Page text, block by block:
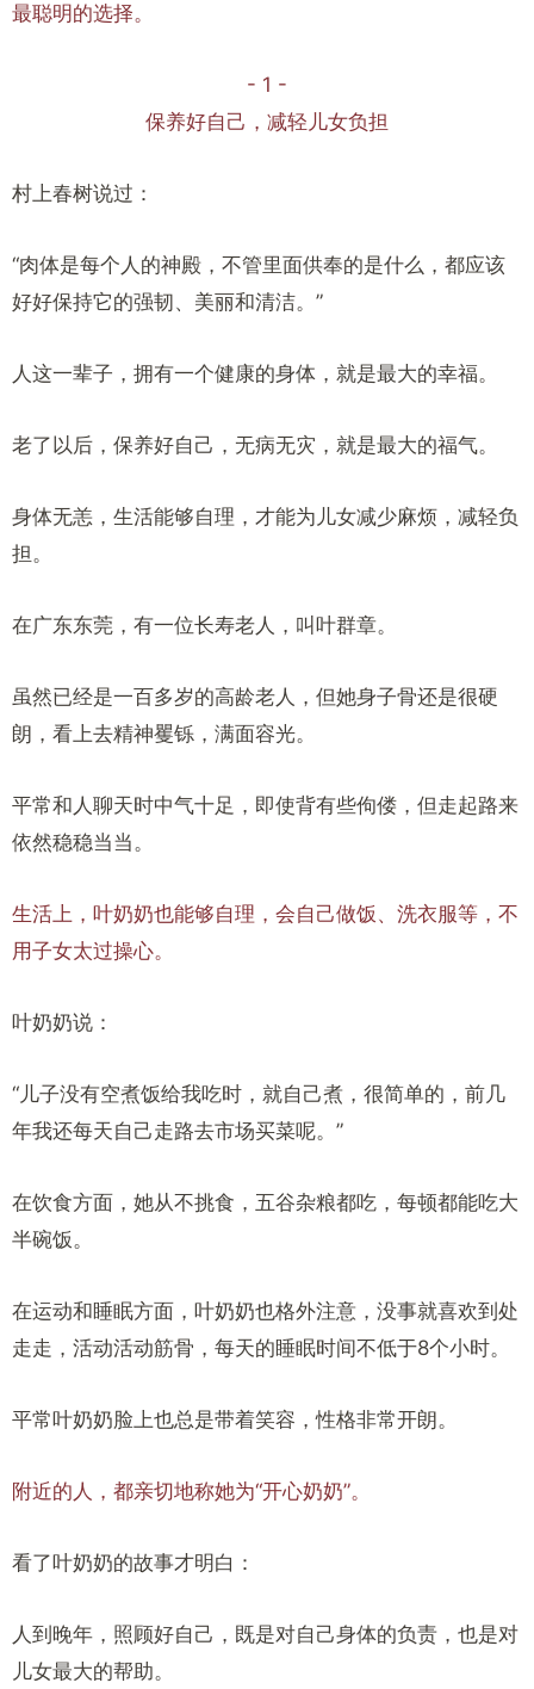
最聪明的选择。
- 1 -
保养好自己，减轻儿女负担
村上春树说过：
“肉体是每个人的神殿，不管里面供奉的是什么，都应该
好好保持它的强韧、美丽和清洁。”
人这一辈子，拥有一个健康的身体，就是最大的幸福。
老了以后，保养好自己，无病无灾，就是最大的福气。
身体无恙，生活能够自理，才能为儿女减少麻烦，减轻负
担。
在广东东莞，有一位长寿老人，叫叶群章。
虽然已经是一百多岁的高龄老人，但她身子骨还是很硬
朗，看上去精神矍铄，满面容光。
平常和人聊天时中气十足，即使背有些佝偻，但走起路来
依然稳稳当当。
生活上，叶奶奶也能够自理，会自己做饭、洗衣服等，不
用子女太过操心。
叶奶奶说：
“儿子没有空煮饭给我吃时，就自己煮，很简单的，前几
年我还每天自己走路去市场买菜呢。”
在饮食方面，她从不挑食，五谷杂粮都吃，每顿都能吃大
半碗饭。
在运动和睡眠方面，叶奶奶也格外注意，没事就喜欢到处
走走，活动活动筋骨，每天的睡眠时间不低于8个小时。
平常叶奶奶脸上也总是带着笑容，性格非常开朗。
附近的人，都亲切地称她为“开心奶奶”。
看了叶奶奶的故事才明白：
人到晚年，照顾好自己，既是对自己身体的负责，也是对
儿女最大的帮助。